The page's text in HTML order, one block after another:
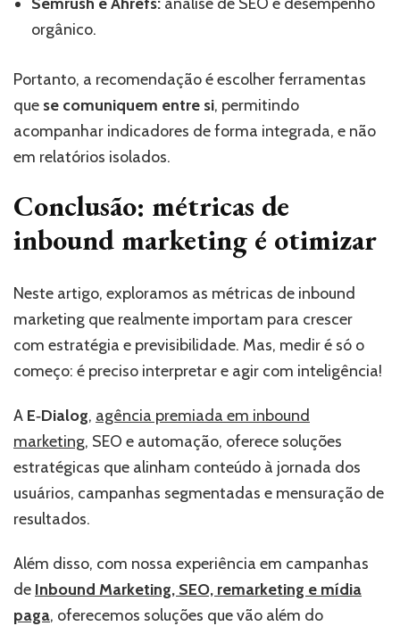
orgânico.
Portanto, a recomendação é escolher ferramentas
que se comuniquem entre si, permitindo
acompanhar indicadores de forma integrada, e não
em relatórios isolados.
Conclusão: métricas de
inbound marketing é otimizar
Neste artigo, exploramos as métricas de inbound
marketing que realmente importam para crescer
com estratégia e previsibilidade. Mas, medir é só o
começo: é preciso interpretar e agir com inteligência!
A E‑Dialog, agência premiada em inbound
marketing, SEO e automação, oferece soluções
estratégicas que alinham conteúdo à jornada dos
usuários, campanhas segmentadas e mensuração de
resultados.
Além disso, com nossa experiência em campanhas
de Inbound Marketing, SEO, remarketing e mídia
paga, oferecemos soluções que vão além do